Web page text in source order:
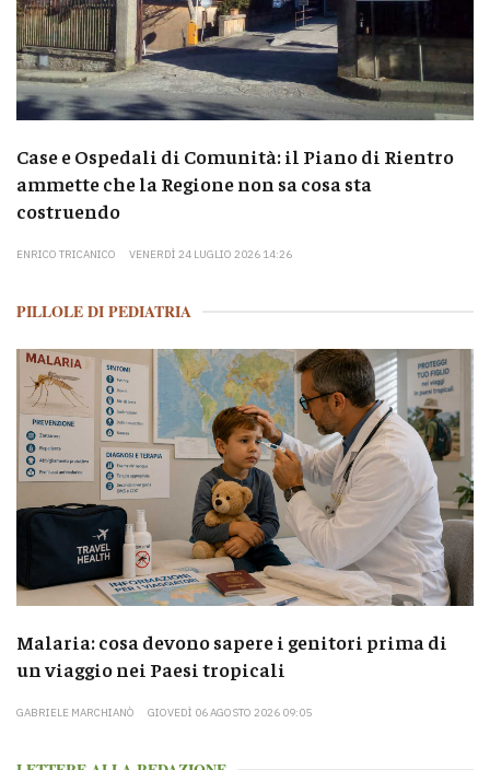
Case e Ospedali di Comunità: il Piano di Rientro
ammette che la Regione non sa cosa sta
costruendo
ENRICO TRICANICO VENERDÌ 24 LUGLIO 2026 14:26
PILLOLE DI PEDIATRIA
Malaria: cosa devono sapere i genitori prima di
un viaggio nei Paesi tropicali
GABRIELE MARCHIANÒ GIOVEDÌ 06 AGOSTO 2026 09:05